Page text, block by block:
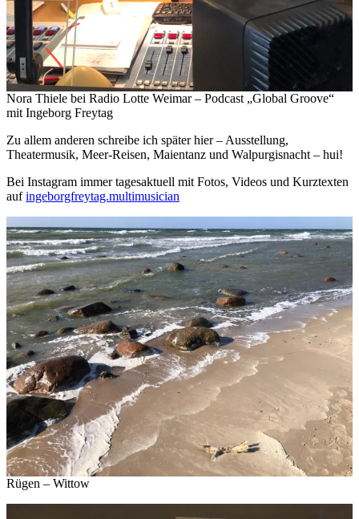
Nora Thiele bei Radio Lotte Weimar – Podcast „Global Groove“
mit Ingeborg Freytag
Zu allem anderen schreibe ich später hier – Ausstellung,
Theatermusik, Meer-Reisen, Maientanz und Walpurgisnacht – hui!
Bei Instagram immer tagesaktuell mit Fotos, Videos und Kurztexten
aufingeborgfreytag.multimusician
Rügen – Wittow